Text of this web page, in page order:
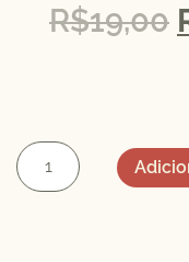
R$19,00